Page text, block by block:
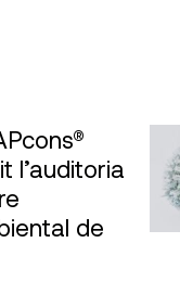
l’auditoria
de